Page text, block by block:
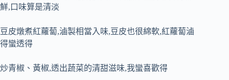
鮮,口味算是清淡
豆皮燉煮紅蘿蔔,滷製相當入味,豆皮也很綿軟,紅蘿蔔滷
得蠻透得
炒青椒、黃椒,透出蔬菜的清甜滋味,我蠻喜歡得